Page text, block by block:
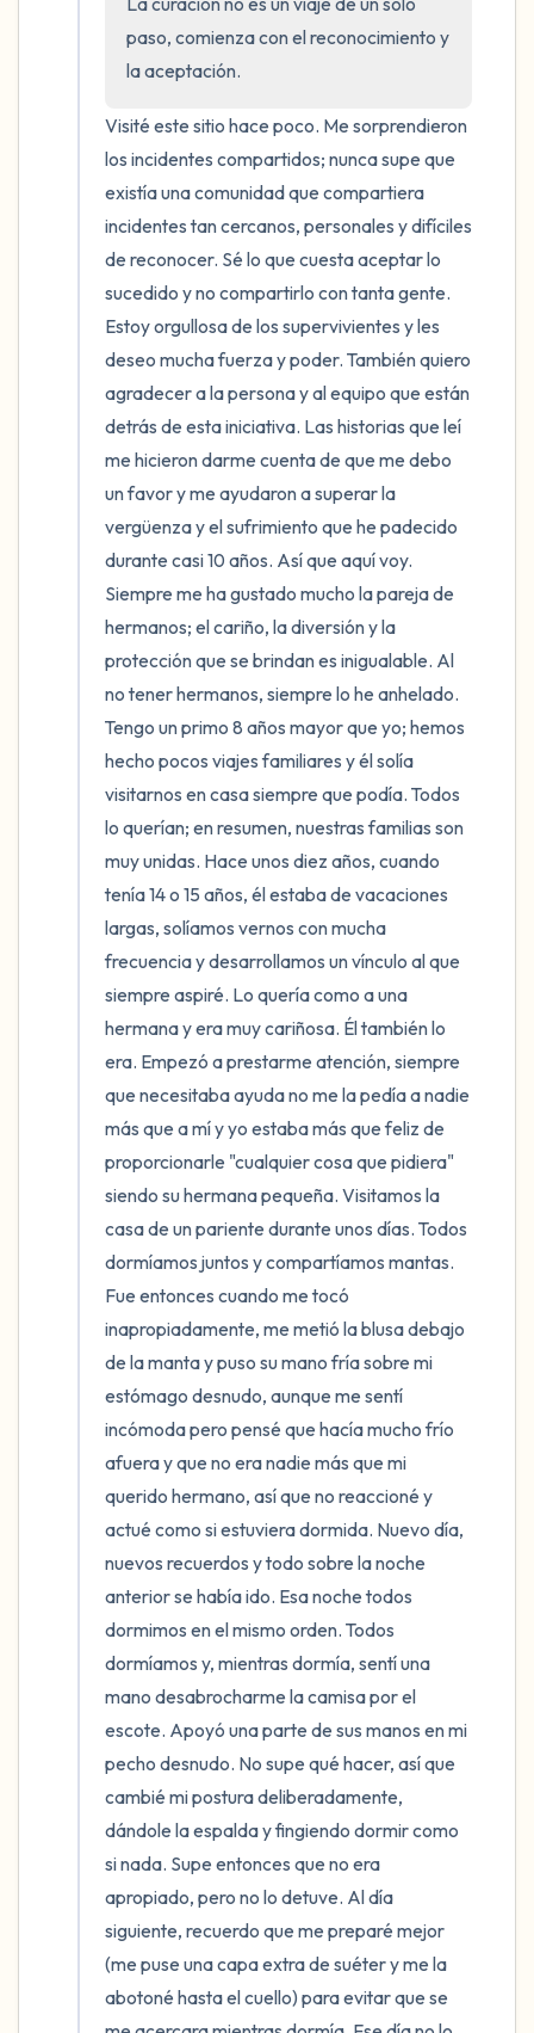
paso, comienza con el reconocimiento y
la aceptación.
Visité este sitio hace poco. Me sorprendieron
los incidentes compartidos; nunca supe que
existía una comunidad que compartiera
incidentes tan cercanos, personales y difíciles
de reconocer. Sé lo que cuesta aceptar lo
sucedido y no compartirlo con tanta gente.
Estoy orgullosa de los supervivientes y les
deseo mucha fuerza y poder. También quiero
agradecer a la persona y al equipo que están
detrás de esta iniciativa. Las historias que leí
me hicieron darme cuenta de que me debo
un favor y me ayudaron a superar la
vergüenza y el sufrimiento que he padecido
durante casi 10 años. Así que aquí voy.
Siempre me ha gustado mucho la pareja de
hermanos; el cariño, la diversión y la
protección que se brindan es inigualable. Al
no tener hermanos, siempre lo he anhelado.
Tengo un primo 8 años mayor que yo; hemos
hecho pocos viajes familiares y él solía
visitarnos en casa siempre que podía. Todos
lo querían; en resumen, nuestras familias son
muy unidas. Hace unos diez años, cuando
tenía 14 o 15 años, él estaba de vacaciones
largas, solíamos vernos con mucha
frecuencia y desarrollamos un vínculo al que
siempre aspiré. Lo quería como a una
hermana y era muy cariñosa. Él también lo
era. Empezó a prestarme atención, siempre
que necesitaba ayuda no me la pedía a nadie
más que a mí y yo estaba más que feliz de
proporcionarle "cualquier cosa que pidiera"
siendo su hermana pequeña. Visitamos la
casa de un pariente durante unos días. Todos
dormíamos juntos y compartíamos mantas.
Fue entonces cuando me tocó
inapropiadamente, me metió la blusa debajo
de la manta y puso su mano fría sobre mi
estómago desnudo, aunque me sentí
incómoda pero pensé que hacía mucho frío
afuera y que no era nadie más que mi
querido hermano, así que no reaccioné y
actué como si estuviera dormida. Nuevo día,
nuevos recuerdos y todo sobre la noche
anterior se había ido. Esa noche todos
dormimos en el mismo orden. Todos
dormíamos y, mientras dormía, sentí una
mano desabrocharme la camisa por el
escote. Apoyó una parte de sus manos en mi
pecho desnudo. No supe qué hacer, así que
cambié mi postura deliberadamente,
dándole la espalda y fingiendo dormir como
si nada. Supe entonces que no era
apropiado, pero no lo detuve. Al día
siguiente, recuerdo que me preparé mejor
(me puse una capa extra de suéter y me la
abotoné hasta el cuello) para evitar que se
5 – cosas que puedes ver (puedes mirar
dentro de la habitación y por la ventana)
4 – cosas que puedes sentir (¿qué hay
frente a ti que puedas tocar?)
3 – cosas que puedes oír
2 – cosas que puedes oler
1 – cosa que te gusta de ti mismo.
Respira hondo para terminar.